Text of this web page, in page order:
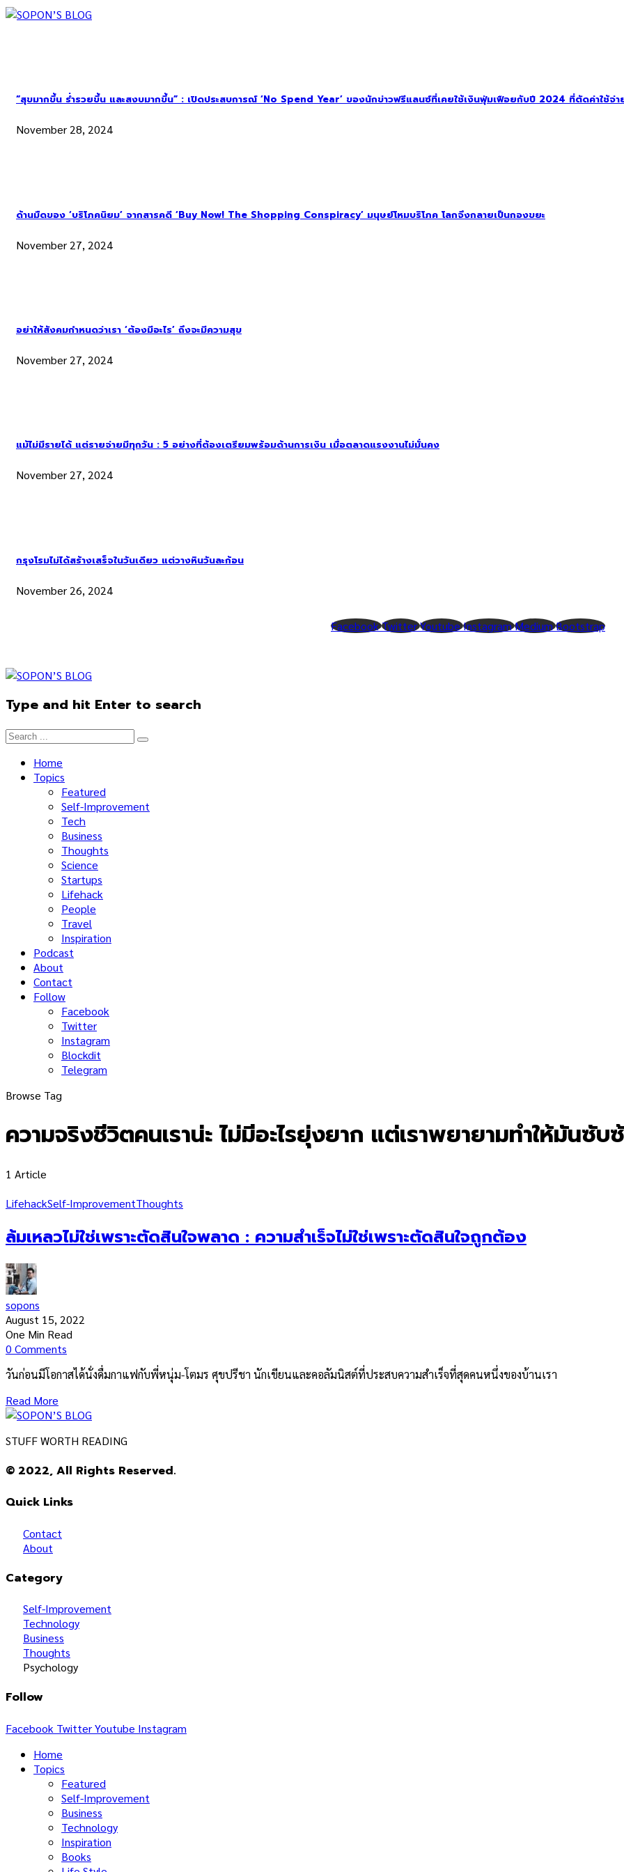
“สุขมากขึ้น ร่ำรวยขึ้น และสงบมากขึ้น” : เปิดประสบการณ์ ‘No Spend Year’ ของนักข่าวฟรีแลนซ์ที่เคยใช้เงินฟุ่มเฟือยกับปี 2024 ที่ตัดค่าใช้จ่า
November 28, 2024
ด้านมืดของ ‘บริโภคนิยม’ จากสารคดี ‘Buy Now! The Shopping Conspiracy’ มนุษย์โหมบริโภค โลกจึงกลายเป็นกองขยะ
November 27, 2024
อย่าให้สังคมกำหนดว่าเรา ‘ต้องมีอะไร’ ถึงจะมีความสุข
November 27, 2024
แม้ไม่มีรายได้ แต่รายจ่ายมีทุกวัน : 5 อย่างที่ต้องเตรียมพร้อมด้านการเงิน เมื่อตลาดแรงงานไม่มั่นคง
November 27, 2024
กรุงโรมไม่ได้สร้างเสร็จในวันเดียว แต่วางหินวันละก้อน
November 26, 2024
FacebookTwitterYoutubeInstagramMediumBootstrap
Type and hit Enter to search
Home
Topics
Featured
Self-Improvement
Tech
Business
Thoughts
Science
Startups
Lifehack
People
Travel
Inspiration
Podcast
About
Contact
Follow
Facebook
Twitter
Instagram
Blockdit
Telegram
Browse Tag
ความจริงชีวิตคนเราน่ะ ไม่มีอะไรยุ่งยาก แต่เราพยายามทำให้มันซับ
1 Article
LifehackSelf-ImprovementThoughts
ล้มเหลวไม่ใช่เพราะตัดสินใจพลาด : ความสำเร็จไม่ใช่เพราะตัดสินใจถูกต้อง
sopons
August 15, 2022
One Min Read
0 Comments
วันก่อนมีโอกาสได้นั่งดื่มกาแฟกับพี่หนุ่ม-โตมร ศุขปรีชา นักเขียนและคอลัมนิสต์ที่ประสบความสำเร็จที่สุดคนหนึ่งของบ้านเรา
Read More
STUFF WORTH READING
© 2022, All Rights Reserved.
Quick Links
Contact
About
Category
Self-Improvement
Technology
Business
Thoughts
Psychology
Follow
Facebook TwitterYoutube Instagram
Home
Topics
Featured
Self-Improvement
Business
Technology
Inspiration
Books